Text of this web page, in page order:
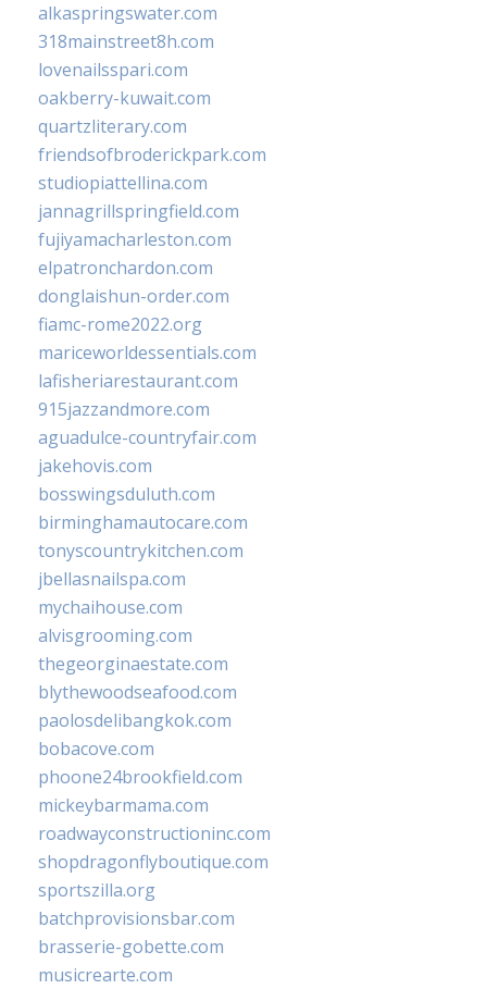
alkaspringswater.com
318mainstreet8h.com
lovenailsspari.com
oakberry-kuwait.com
quartzliterary.com
friendsofbroderickpark.com
studiopiattellina.com
jannagrillspringfield.com
fujiyamacharleston.com
elpatronchardon.com
donglaishun-order.com
fiamc-rome2022.org
mariceworldessentials.com
lafisheriarestaurant.com
915jazzandmore.com
aguadulce-countryfair.com
jakehovis.com
bosswingsduluth.com
birminghamautocare.com
tonyscountrykitchen.com
jbellasnailspa.com
mychaihouse.com
alvisgrooming.com
thegeorginaestate.com
blythewoodseafood.com
paolosdelibangkok.com
bobacove.com
phoone24brookfield.com
mickeybarmama.com
roadwayconstructioninc.com
shopdragonflyboutique.com
sportszilla.org
batchprovisionsbar.com
brasserie-gobette.com
musicrearte.com